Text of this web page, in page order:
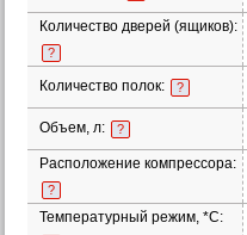
Количество дверей (ящиков):
?
Количество полок: ?
Объем, л: ?
Расположение компрессора:
?
Температурный режим, *С: